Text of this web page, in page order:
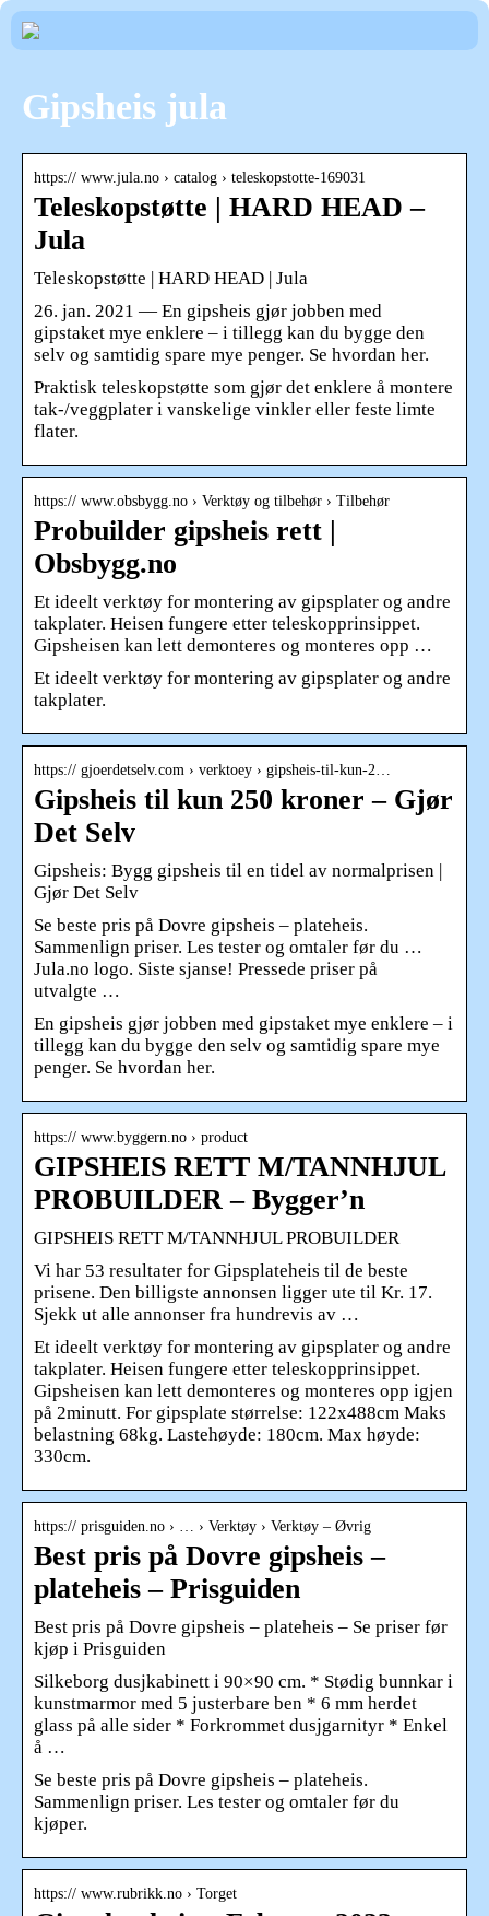
Gipsheis jula
https:// www.jula.no › catalog › teleskopstotte-169031
Teleskopstøtte | HARD HEAD –
Jula
Teleskopstøtte | HARD HEAD | Jula
26. jan. 2021 — En gipsheis gjør jobben med
gipstaket mye enklere – i tillegg kan du bygge den
selv og samtidig spare mye penger. Se hvordan her.
Praktisk teleskopstøtte som gjør det enklere å montere
tak-/veggplater i vanskelige vinkler eller feste limte
flater.
https:// www.obsbygg.no › Verktøy og tilbehør › Tilbehør
Probuilder gipsheis rett |
Obsbygg.no
Et ideelt verktøy for montering av gipsplater og andre
takplater. Heisen fungere etter teleskopprinsippet.
Gipsheisen kan lett demonteres og monteres opp …
Et ideelt verktøy for montering av gipsplater og andre
takplater.
https:// gjoerdetselv.com › verktoey › gipsheis-til-kun-2…
Gipsheis til kun 250 kroner – Gjør
Det Selv
Gipsheis: Bygg gipsheis til en tidel av normalprisen |
Gjør Det Selv
Se beste pris på Dovre gipsheis – plateheis.
Sammenlign priser. Les tester og omtaler før du …
Jula.no logo. Siste sjanse! Pressede priser på
utvalgte …
En gipsheis gjør jobben med gipstaket mye enklere – i
tillegg kan du bygge den selv og samtidig spare mye
penger. Se hvordan her.
https:// www.byggern.no › product
GIPSHEIS RETT M/TANNHJUL
PROBUILDER – Bygger’n
GIPSHEIS RETT M/TANNHJUL PROBUILDER
Vi har 53 resultater for Gipsplateheis til de beste
prisene. Den billigste annonsen ligger ute til Kr. 17.
Sjekk ut alle annonser fra hundrevis av …
Et ideelt verktøy for montering av gipsplater og andre
takplater. Heisen fungere etter teleskopprinsippet.
Gipsheisen kan lett demonteres og monteres opp igjen
på 2minutt. For gipsplate størrelse: 122x488cm Maks
belastning 68kg. Lastehøyde: 180cm. Max høyde:
330cm.
https:// prisguiden.no › … › Verktøy › Verktøy – Øvrig
Best pris på Dovre gipsheis –
plateheis – Prisguiden
Best pris på Dovre gipsheis – plateheis – Se priser før
kjøp i Prisguiden
Silkeborg dusjkabinett i 90×90 cm. * Stødig bunnkar i
kunstmarmor med 5 justerbare ben * 6 mm herdet
glass på alle sider * Forkrommet dusjgarnityr * Enkel
å …
Se beste pris på Dovre gipsheis – plateheis.
Sammenlign priser. Les tester og omtaler før du
kjøper.
https:// www.rubrikk.no › Torget